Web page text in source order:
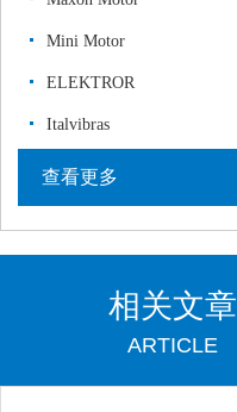
Mini Motor
ELEKTROR
Italvibras
查看更多
相关文章
ARTICLE